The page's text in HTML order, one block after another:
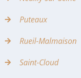
Puteaux
Rueil-Malmaison
Saint-Cloud